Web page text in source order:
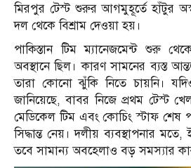
মিরপুর টেস্ট শুরুর আগমুহূর্তে হাঁটুর
দল থেকে বিশ্রাম দেওয়া হয়।
পাকিস্তান টিম ম্যানেজমেন্ট শুরু
অবস্থানে ছিল। কারণ সামনের ব্যস্ত
তারা কোনো ঝুঁকি নিতে চায়নি।
জানিয়েছে, বাবর নিজে প্রথম টেস্ট
মেডিকেল টিম এবং কোচিং স্টাফ শেষ
সিদ্ধান্ত নেয়। দলীয় ব্যবস্থাপনার
তবে সামান্য অবহেলাও বড় সমস্যার